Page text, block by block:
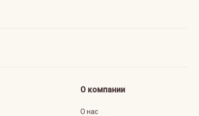
О компании
О нас